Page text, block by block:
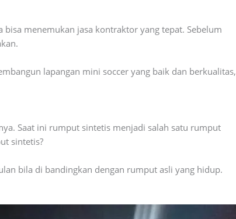
menemukan jasa kontraktor yang tepat. Sebelum
lapangan mini soccer yang baik dan berkualitas,
Saat ini rumput sintetis menjadi salah satu rumput
sintetis?
bila di bandingkan dengan rumput asli yang hidup.